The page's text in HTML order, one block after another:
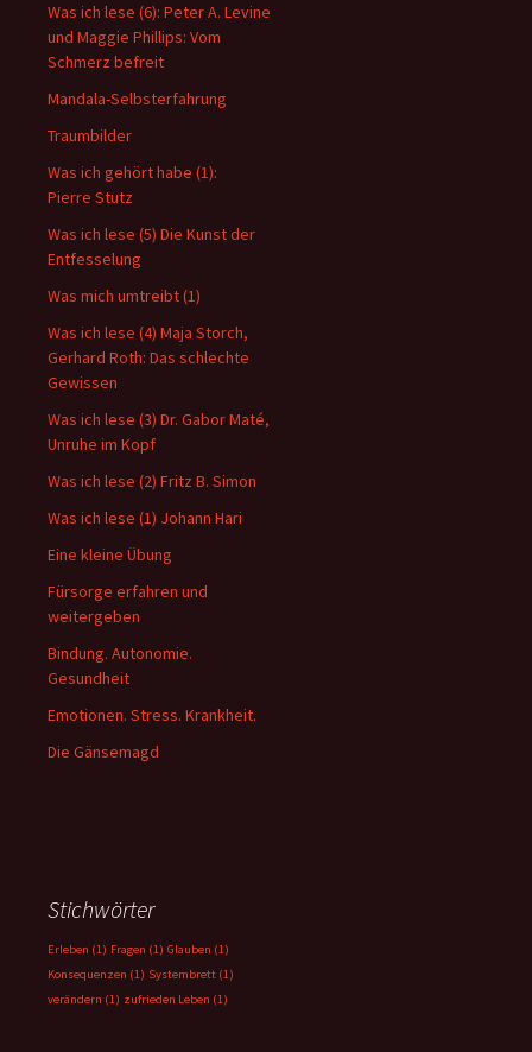
Was ich lese (6): Peter A. Levine
und Maggie Phillips: Vom
Schmerz befreit
Mandala-Selbsterfahrung
Traumbilder
Was ich gehört habe (1):
Pierre Stutz
Was ich lese (5) Die Kunst der
Entfesselung
Was mich umtreibt (1)
Was ich lese (4) Maja Storch,
Gerhard Roth: Das schlechte
Gewissen
Was ich lese (3) Dr. Gabor Maté,
Unruhe im Kopf
Was ich lese (2) Fritz B. Simon
Was ich lese (1) Johann Hari
Eine kleine Übung
Fürsorge erfahren und
weitergeben
Bindung. Autonomie.
Gesundheit
Emotionen. Stress. Krankheit.
Die Gänsemagd
Stichwörter
Erleben (1) Fragen (1) Glauben (1)
Konsequenzen (1) Systembrett (1)
verändern (1) zufrieden Leben (1)